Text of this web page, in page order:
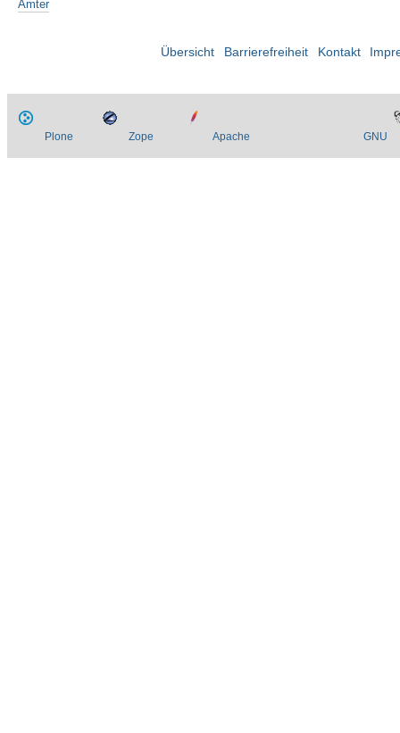
Ämter
Übersicht Barrierefreiheit Kontakt
Plone Zope Apache GNU